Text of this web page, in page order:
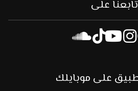
تابعنا على
على موبايلك